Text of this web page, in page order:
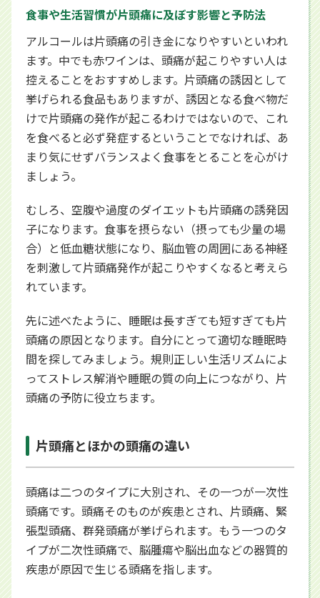
食事や生活習慣が片頭痛に及ぼす影響と予防法
アルコールは片頭痛の引き金になりやすいといわれ
ます。中でも赤ワインは、頭痛が起こりやすい人は
控えることをおすすめします。片頭痛の誘因として
挙げられる食品もありますが、誘因となる食べ物だ
けで片頭痛の発作が起こるわけではないので、これ
を食べると必ず発症するということでなければ、あ
まり気にせずバランスよく食事をとることを心がけ
ましょう。
むしろ、空腹や過度のダイエットも片頭痛の誘発因
子になります。食事を摂らない（摂っても少量の場
合）と低血糖状態になり、脳血管の周囲にある神経
を刺激して片頭痛発作が起こりやすくなると考えら
れています。
先に述べたように、睡眠は長すぎても短すぎても片
頭痛の原因となります。自分にとって適切な睡眠時
間を探してみましょう。規則正しい生活リズムによ
ってストレス解消や睡眠の質の向上につながり、片
頭痛の予防に役立ちます。
片頭痛とほかの頭痛の違い
頭痛は二つのタイプに大別され、その一つが一次性
頭痛です。頭痛そのものが疾患とされ、片頭痛、緊
張型頭痛、群発頭痛が挙げられます。もう一つのタ
イプが二次性頭痛で、脳腫瘍や脳出血などの器質的
疾患が原因で生じる頭痛を指します。